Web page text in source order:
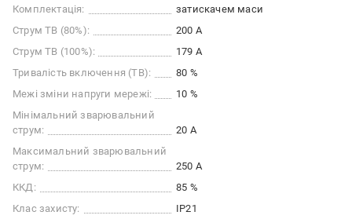
Комплектація:
затискачем маси
Струм ТВ (80%):
200 А
Струм ТВ (100%):
179 А
Тривалість включення (ТВ):
80 %
Межі зміни напруги мережі:
10 %
Мінімальний зварювальний
струм:
20 А
Максимальний зварювальний
струм:
250 А
ККД:
85 %
Клас захисту:
IP21